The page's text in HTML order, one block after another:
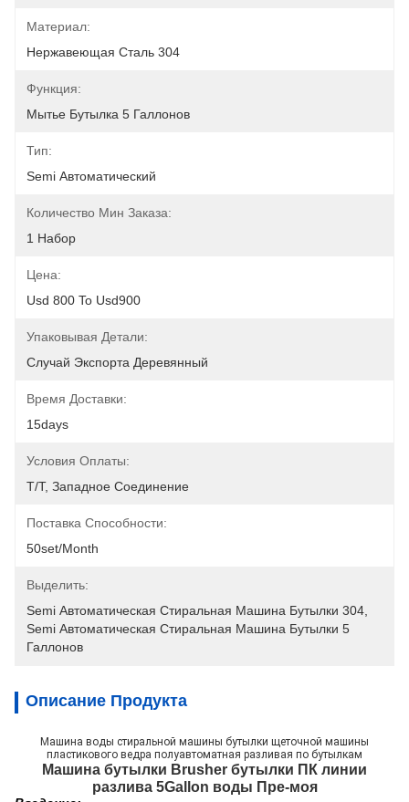
Материал:
Нержавеющая Сталь 304
Функция:
Мытье Бутылка 5 Галлонов
Тип:
Semi Автоматический
Количество Мин Заказа:
1 Набор
Цена:
Usd 800 To Usd900
Упаковывая Детали:
Случай Экспорта Деревянный
Время Доставки:
15days
Условия Оплаты:
T/T, Западное Соединение
Поставка Способности:
50set/month
Выделить:
Semi Автоматическая Стиральная Машина Бутылки 304
Semi Автоматическая Стиральная Машина Бутылки 5
Галлонов
Описание Продукта
Машина воды стиральной машины бутылки щеточной машины
пластикового ведра полуавтоматная разливая по бутылкам
Машина бутылки Brusher бутылки ПК линии
разлива 5Gallon воды Пре-моя